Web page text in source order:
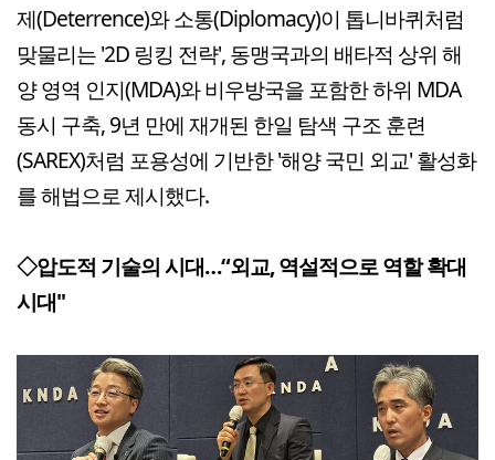
제(Deterrence)와 소통(Diplomacy)이 톱니바퀴처럼
맞물리는 '2D 링킹 전략', 동맹국과의 배타적 상위 해
양 영역 인지(MDA)와 비우방국을 포함한 하위 MDA
동시 구축, 9년 만에 재개된 한일 탐색 구조 훈련
(SAREX)처럼 포용성에 기반한 '해양 국민 외교' 활성화
를 해법으로 제시했다.
◇압도적 기술의 시대…“외교, 역설적으로 역할 확대
시대"